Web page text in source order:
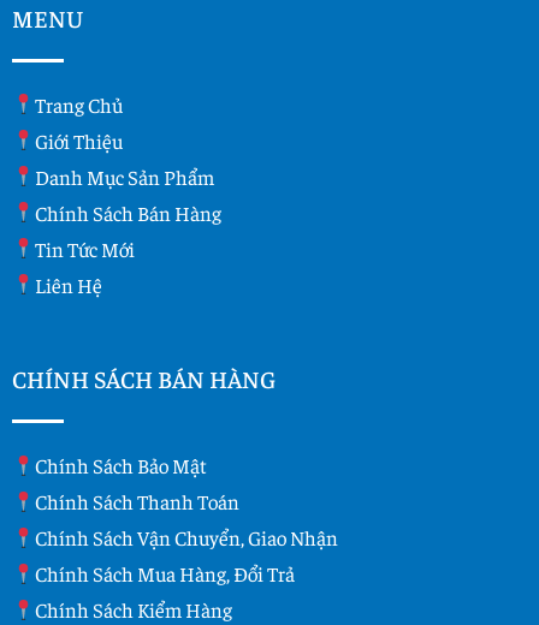
MENU
Trang Chủ
Giới Thiệu
Danh Mục Sản Phẩm
Chính Sách Bán Hàng
Tin Tức Mới
Liên Hệ
CHÍNH SÁCH BÁN HÀNG
Chính Sách Bảo Mật
Chính Sách Thanh Toán
Chính Sách Vận Chuyển, Giao Nhận
Chính Sách Mua Hàng, Đổi Trả
Chính Sách Kiểm Hàng